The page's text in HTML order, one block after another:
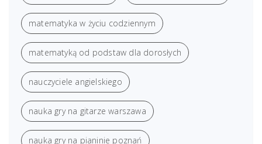
matematyka w życiu codziennym
matematyką od podstaw dla dorosłych
nauczyciele angielskiego
nauka gry na gitarze warszawa
nauka gry na pianinie poznań